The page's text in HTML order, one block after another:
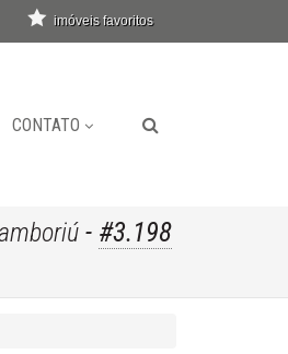
imóveis favoritos
CONTATO
- #3.198